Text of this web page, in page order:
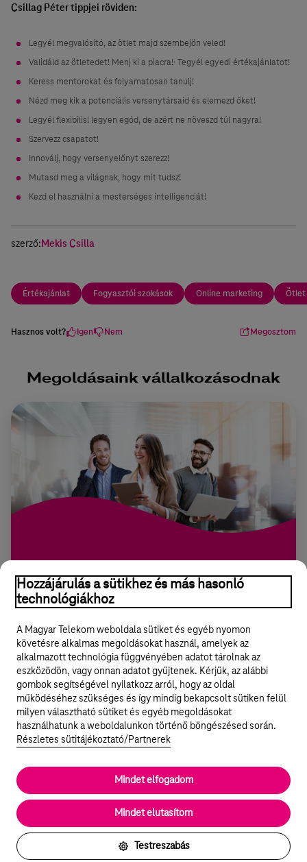
Csillag Péter tippjei röviden:
Legyél megvalósító, az ötlet majd szembejön veled!
Validáld az ötletedet! Menj ki a piacra!· Tegyél egyedi értékajánlatot!
Keress mentorokat és folyamatosan tanulj!
Nézd meg kik a potenciális versenytársaid és elemezd őket!
Legyél flexibilis! legyen egód, de azért ne növeszd túl nagyra!
Szervezz csapatot!
Innoválj, hogy versenyelőnyt szerezz!
Mutasd meg a világnak, hogy mit tudsz!
Kezd el használni a mesterséges intelligenciát!
szerző:Mekis Csilla
Értékajánlat Fogyasztói szokások Online marketing
Hasznos volt? Igen Nem Megosztom
Megoldásaink vállalkozásodnak
Üzleti Mobil díjcsomagok
A Telekomnál a vállalt költési szinteden belül havonta
rugalmasan alakíthatod a csomagod, aszerint hogy több netre
Legyél a Hello Biznisz közösség tagja!
REGISZTRÁLOK/BELÉPEK
© 2024 Magyar Telekom Nyrt.
Rólunk
Cookie beállítások
Jogi dokumentumok
Hozzájárulás a sütikhez és más hasonló
technológiákhoz
A Magyar Telekom weboldala sütiket és egyéb nyomon
követésre alkalmas megoldásokat használ, amelyek az
alkalmazott technológia függvényében adatot tárolnak az
eszközödön, vagy onnan adatot gyűjtenek. Kérjük, az alábbi
gombok segítségével nyilatkozz arról, hogy az oldal
működéséhez szükséges és így mindig bekapcsolt sütiken felül
milyen választható sütiket és egyéb megoldásokat
használhatunk a weboldalunkon történő böngészésed során.
Részletes sütitájékoztató/Partnerek
Testreszabás
Mindet elutasítom
Mindet elfogadom